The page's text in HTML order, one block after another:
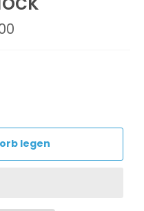
legen